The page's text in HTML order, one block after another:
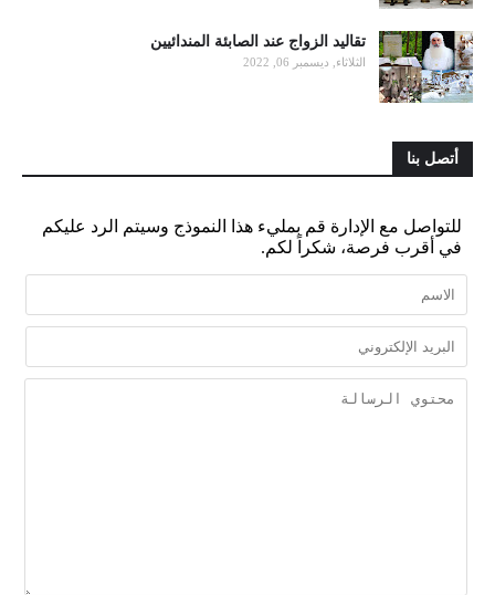
تقاليد الزواج عند الصابئة المندائيين
الثلاثاء, ديسمبر 06, 2022
أتصل بنا
للتواصل مع الإدارة قم بمليء هذا النموذج وسيتم الرد عليكم
في أقرب فرصة، شكراً لكم.